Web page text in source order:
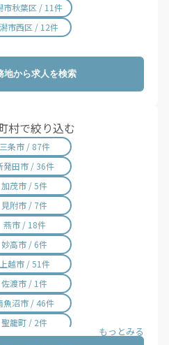
市秋葉区 / 11件
市西区 / 12件
地から求人を検索
村で絞り込む
三条市 / 87件
発田市 / 36件
加茂市 / 5件
見附市 / 7件
燕市 / 18件
妙高市 / 6件
上越市 / 51件
佐渡市 / 1件
魚沼市 / 46件
聖籠町 / 2件